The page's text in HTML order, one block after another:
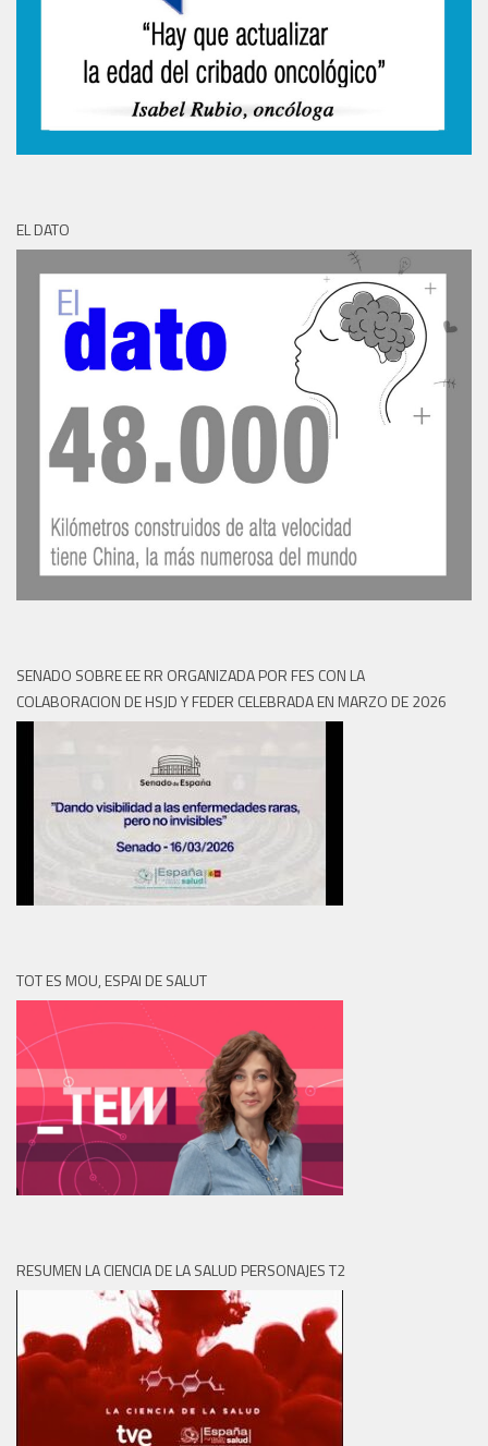
EL DATO
SENADO SOBRE EE RR ORGANIZADA POR FES CON LA
COLABORACION DE HSJD Y FEDER CELEBRADA EN MARZO DE 2026
TOT ES MOU, ESPAI DE SALUT
RESUMEN LA CIENCIA DE LA SALUD PERSONAJES T2